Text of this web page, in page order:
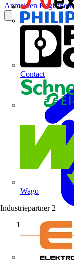
Contact
Wago
Industriepartner 2
Anmelden
Startseite